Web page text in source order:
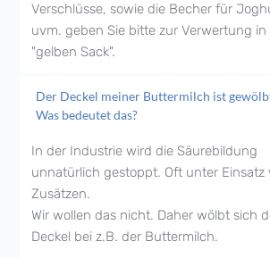
Verschlüsse, sowie die Becher für
uvm. geben Sie bitte zur Verwertung in
"gelben Sack".
Der Deckel meiner Buttermilch ist
Was bedeutet das?
In der Industrie wird die Säurebildung
unnatürlich gestoppt. Oft unter Einsatz
Zusätzen.
Wir wollen das nicht. Daher wölbt sich
Deckel bei z.B. der Buttermilch.